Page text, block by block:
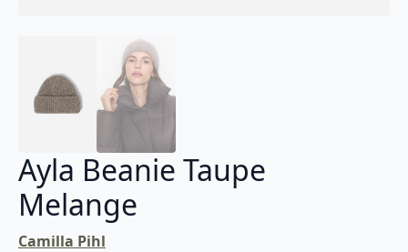
Ayla Beanie Taupe
Melange
Camilla Pihl